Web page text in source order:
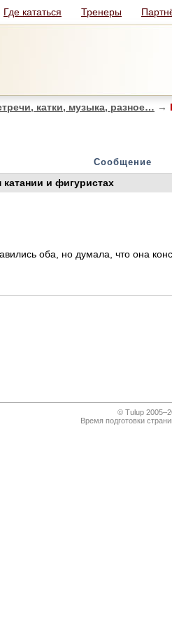
Где кататься Тренеры
катки, музыка, разное… →
Сообщение
и фигуристах
оба, но думала, что она
© Tulup
Время подготовки